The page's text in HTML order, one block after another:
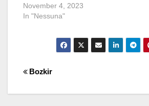
November 4, 2023
In "Nessuna"
Post
navigation
Bozkir